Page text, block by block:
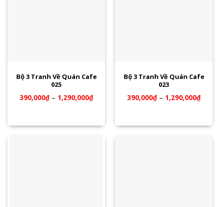
Bộ 3 Tranh Về Quán Cafe
025
390,000₫– 1,290,000₫
Bộ 3 Tranh Về Quán Cafe
023
390,000₫– 1,290,000₫